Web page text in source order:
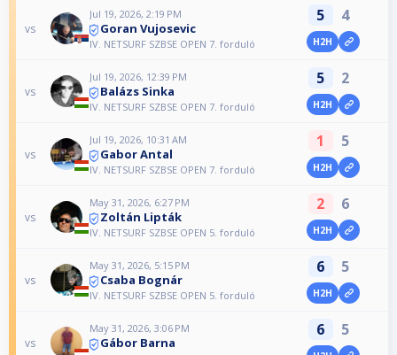
vs
Jul 19, 2026, 2:19 PM
Goran Vujosevic
IV. NETSURF SZBSE OPEN 7. forduló
5 4
H2H
vs
Jul 19, 2026, 12:39 PM
Balázs Sinka
IV. NETSURF SZBSE OPEN 7. forduló
5 2
H2H
vs
Jul 19, 2026, 10:31 AM
Gabor Antal
IV. NETSURF SZBSE OPEN 7. forduló
1 5
H2H
vs
May 31, 2026, 6:27 PM
Zoltán Lipták
IV. NETSURF SZBSE OPEN 5. forduló
2 6
H2H
vs
May 31, 2026, 5:15 PM
Csaba Bognár
IV. NETSURF SZBSE OPEN 5. forduló
6 5
H2H
vs
May 31, 2026, 3:06 PM
Gábor Barna
6 5